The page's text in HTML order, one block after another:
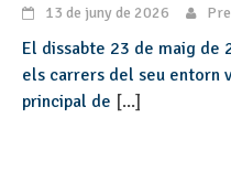
13 de juny de 2026
El dissabte 23 de maig de
els carrers del seu entorn
principal de [...]